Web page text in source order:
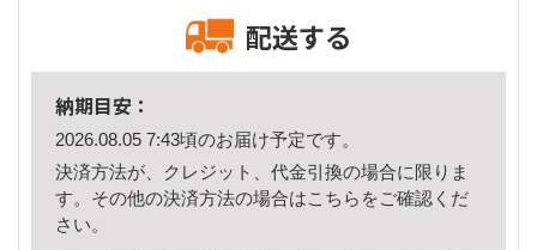
配送する
納期目安：
2026.08.05 7:43頃のお届け予定です。
決済方法が、クレジット、代金引換の場合に限りま
す。その他の決済方法の場合はこちら をご確認くだ
さい。